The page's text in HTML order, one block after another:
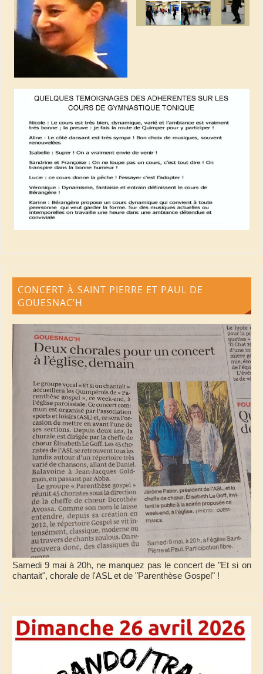
CONCERT À SAINT PIERRE ET PAUL DE
GOUESNAC’H
Samedi 9 mai à 20h, ne manquez pas le concert de "Et si on
chantait", chorale de l'ASL et de "Parenthèse Gospel" !